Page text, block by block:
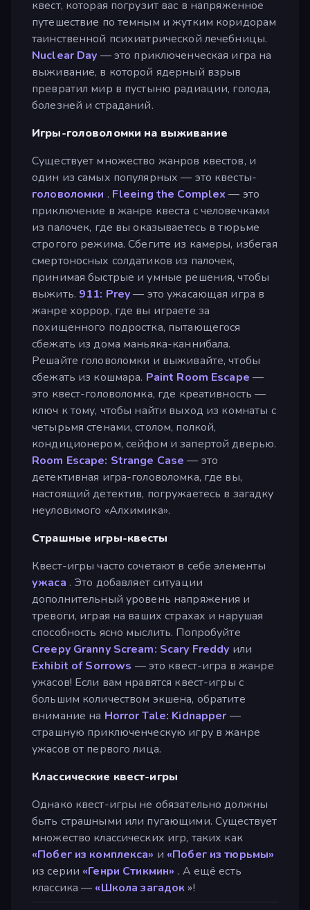
квест, которая погрузит вас в напряженное
путешествие по темным и жутким коридорам
таинственной психиатрической лечебницы.
Nuclear Day — это приключенческая игра на
выживание, в которой ядерный взрыв
превратил мир в пустыню радиации, голода,
болезней и страданий.
Игры-головоломки на выживание
Существует множество жанров квестов, и
один из самых популярных — это квесты-
головоломки . Fleeing the Complex — это
приключение в жанре квеста с человечками
из палочек, где вы оказываетесь в тюрьме
строгого режима. Сбегите из камеры, избегая
смертоносных солдатиков из палочек,
принимая быстрые и умные решения, чтобы
выжить. 911: Prey— это ужасающая игра в
жанре хоррор, где вы играете за
похищенного подростка, пытающегося
сбежать из дома маньяка-каннибала.
Решайте головоломки и выживайте, чтобы
сбежать из кошмара. Paint Room Escape —
это квест-головоломка, где креативность —
ключ к тому, чтобы найти выход из комнаты с
четырьмя стенами, столом, полкой,
кондиционером, сейфом и запертой дверью.
Room Escape: Strange Case — это
детективная игра-головоломка, где вы,
настоящий детектив, погружаетесь в загадку
неуловимого «Алхимика».
Страшные игры-квесты
Квест-игры часто сочетают в себе элементы
ужаса . Это добавляет ситуации
дополнительный уровень напряжения и
тревоги, играя на ваших страхах и нарушая
способность ясно мыслить. Попробуйте
Creepy Granny Scream: Scary Freddy или
Exhibit of Sorrows — это квест-игра в жанре
ужасов! Если вам нравятся квест-игры с
большим количеством экшена, обратите
внимание на Horror Tale: Kidnapper —
страшную приключенческую игру в жанре
ужасов от первого лица.
Классические квест-игры
Однако квест-игры не обязательно должны
быть страшными или пугающими. Существует
множество классических игр, таких как
«Побег из комплекса» и «Побег из тюрьмы»
из серии «Генри Стикмин» . А ещё есть
классика — «Школа загадок »!